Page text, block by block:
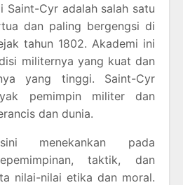
Saint-Cyr adalah salah satu
dan paling bergengsi di
tahun 1802. Akademi ini
militernya yang kuat dan
yang tinggi. Saint-Cyr
pemimpin militer dan
dan dunia.
menekankan pada
taktik, dan
nilai-nilai etika dan moral.